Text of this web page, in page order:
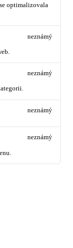
optimalizovala
neznámý
neznámý
neznámý
neznámý